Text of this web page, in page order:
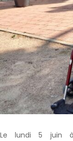
Le lundi 5 juin à